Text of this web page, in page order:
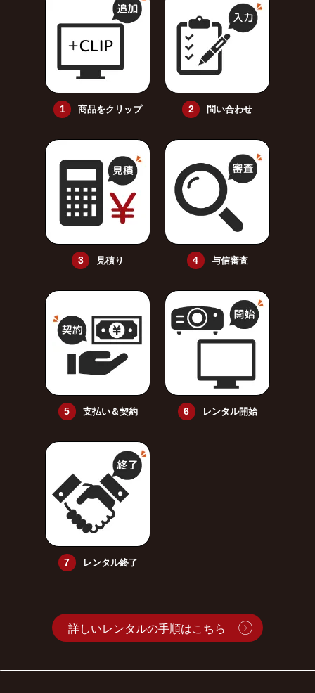
商品をクリップ 問い合わせ
見積り 与信審査
支払い＆契約 レンタル開始
レンタル終了
詳しいレンタルの手順はこちら